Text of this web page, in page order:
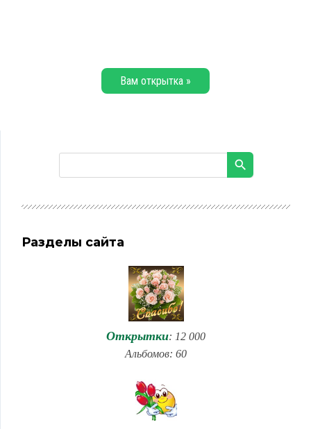
Вам открытка »
Разделы сайта
Открытки: 12 000
Альбомов: 60